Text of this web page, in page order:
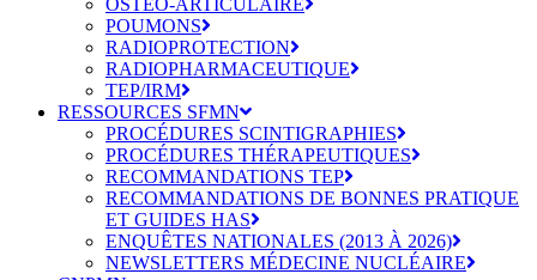
OSTÉO-ARTICULAIRE
POUMONS
RADIOPROTECTION
RADIOPHARMACEUTIQUE
TEP/IRM
RESSOURCES SFMN
PROCÉDURES SCINTIGRAPHIES
PROCÉDURES THÉRAPEUTIQUES
RECOMMANDATIONS TEP
RECOMMANDATIONS DE BONNES PRATIQUE
ET GUIDES HAS
ENQUÊTES NATIONALES (2013 À 2026)
NEWSLETTERS MÉDECINE NUCLÉAIRE